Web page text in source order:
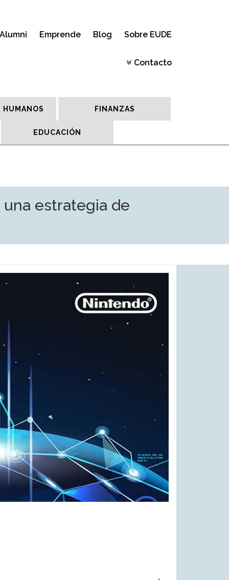
Alumni Emprende Blog Sobre EUDE
Contacto
HUMANOS FINANZAS
EDUCACIÓN
una estrategia de